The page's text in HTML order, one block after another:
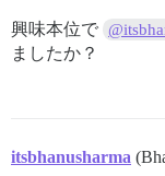
興味本位で
ましたか？
itsbhanusharma